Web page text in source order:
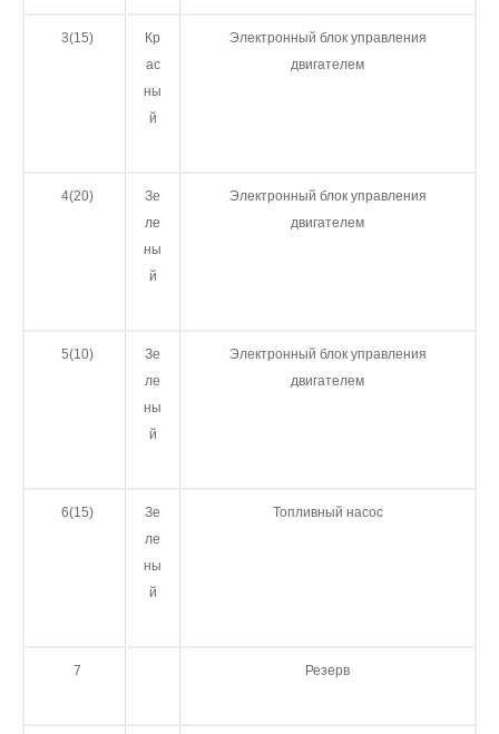
3(15)
Кр
ас
ны
й
Электронный блок управления
двигателем
4(20)
Зе
ле
ны
й
Электронный блок управления
двигателем
5(10)
Зе
ле
ны
й
Электронный блок управления
двигателем
6(15)
Зе
ле
ны
й
Топливный насос
7 Резерв